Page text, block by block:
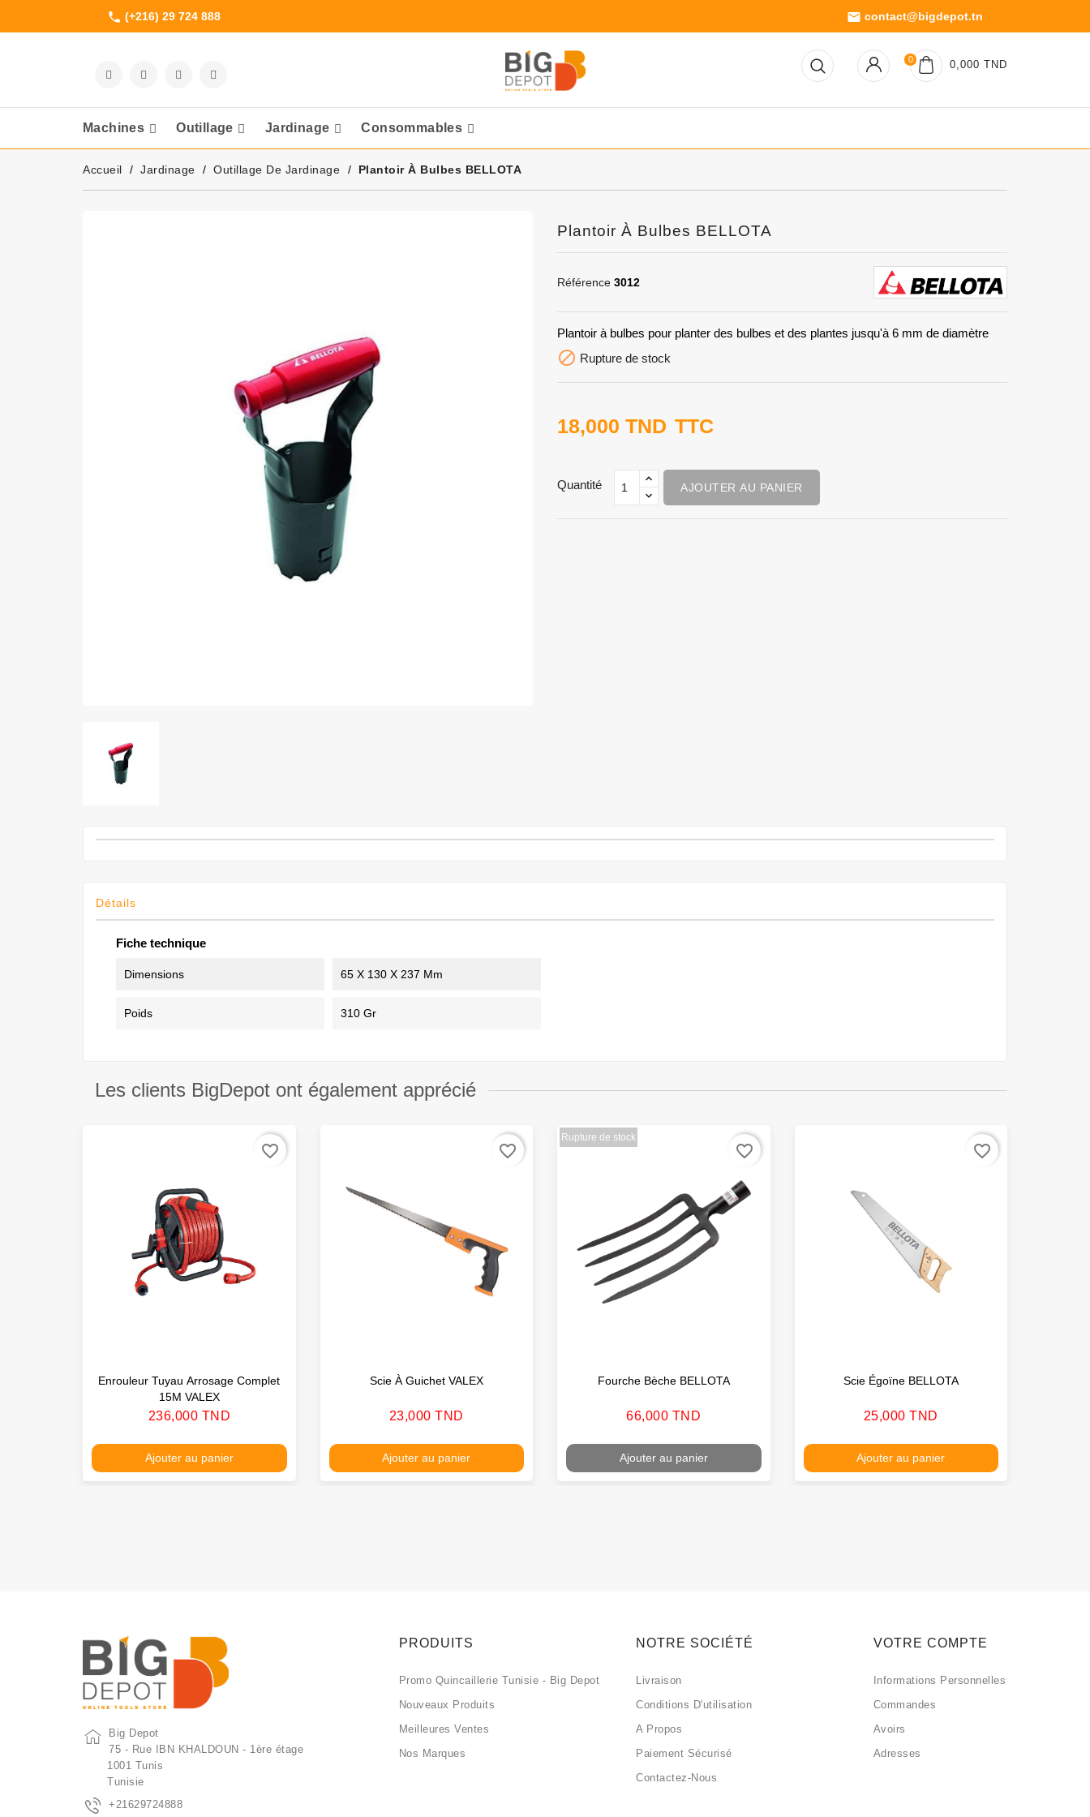
phone (+216) 29 724 888 email contact@bigdepot.tn
0 0,000 TND
Machines Outillage Jardinage Consommables
Accueil Jardinage Outillage De Jardinage Plantoir À Bulbes BELLOTA
Plantoir À Bulbes BELLOTA
Référence 3012
Plantoir à bulbes pour planter des bulbes et des plantes jusqu'à 6 mm de diamètre
 Rupture de stock
18,000 TND TTC
Quantité AJOUTER AU PANIER
Détails
Fiche technique
Dimensions 65 X 130 X 237 Mm
Poids 310 Gr
Les clients BigDepot ont également apprécié
Enrouleur Tuyau Arrosage Complet
15M VALEX
Prix
236,000 TND
Ajouter au panier
favorite_border
Scie À Guichet VALEX
Prix
23,000 TND
Ajouter au panier
favorite_border
Rupture de stock
Fourche Bèche BELLOTA
Prix
66,000 TND
Ajouter au panier
favorite_border
Scie Égoïne BELLOTA
Prix
25,000 TND
Ajouter au panier
favorite_border
Big Depot
75 - Rue IBN KHALDOUN - 1ère étage
1001 Tunis
Tunisie
+21629724888
PRODUITS
Promo Quincaillerie Tunisie - Big Depot
Nouveaux Produits
Meilleures Ventes
Nos Marques
NOTRE SOCIÉTÉ
Livraison
Conditions D'utilisation
A Propos
Paiement Sécurisé
Contactez-Nous
VOTRE COMPTE
Informations Personnelles
Commandes
Avoirs
Adresses